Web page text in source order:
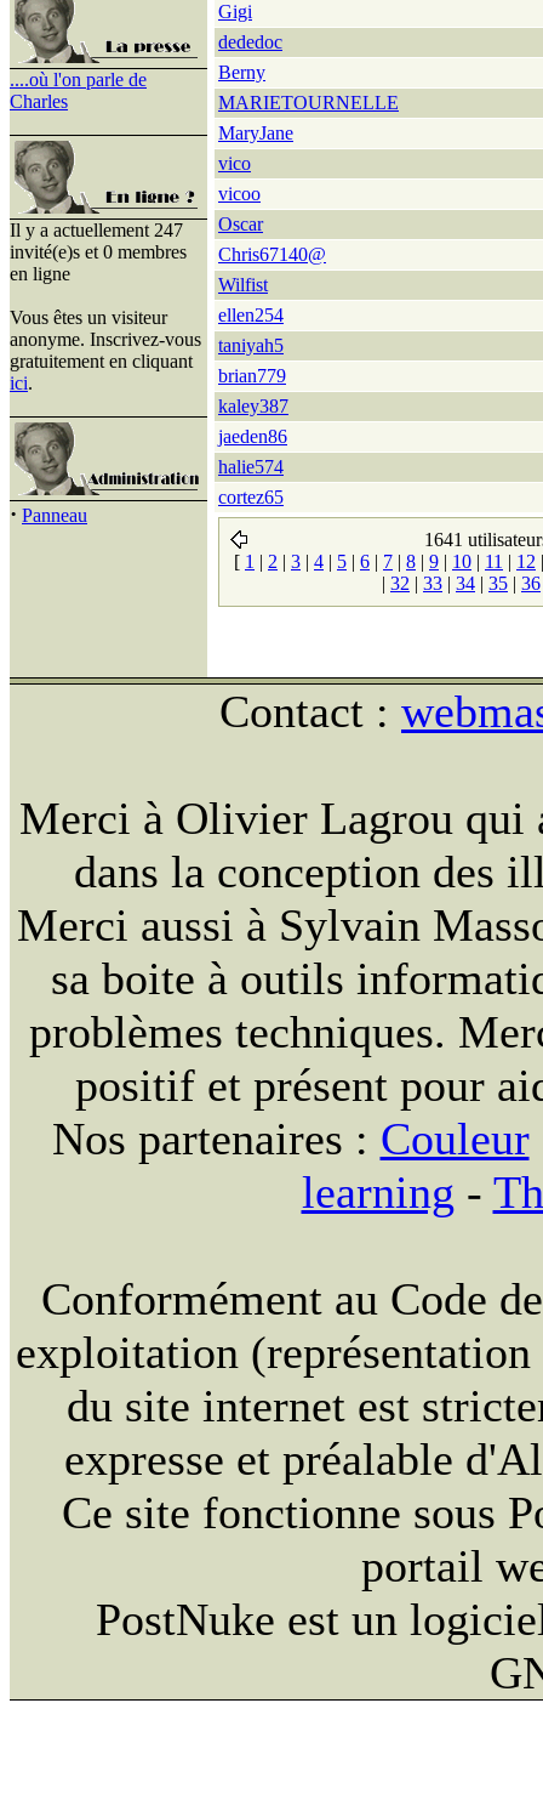
....où l'on parle de
Charles
Il y a actuellement 247
invité(e)s et 0 membres
en ligne
Vous êtes un visiteur
anonyme. Inscrivez-vous
gratuitement en cliquant
ici.
· Panneau
Gigi
dededoc
Berny
MARIETOURNELLE
MaryJane
vico
vicoo
Oscar
Chris67140@
Wilfist
ellen254
taniyah5
brian779
kaley387
jaeden86
halie574
cortez65
1641
[ 1 | 2 | 3 | 4 | 5 | 6 | 7 | 8 | 9 | 10 | 11 | 12
| 32 | 33 | 34 | 35 | 36
Contact :
Merci à Olivier Lagrou qui
dans la conception des
Merci aussi à Sylvain
sa boite à outils
problèmes techniques.
positif et présent pour
Nos partenaires : Couleur
learning -
Conformément au Code
exploitation
du site internet est
expresse et préalable
Ce site fonctionne sous
portail
PostNuke est un